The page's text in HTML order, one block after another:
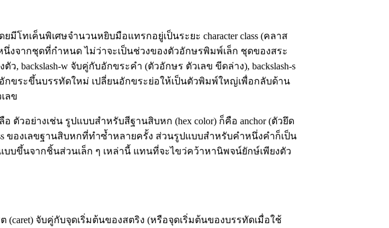
ทเค็นพิเศษจำนวนหยิบมือแทรกอยู่เป็นระยะ character class (คลาส
งจากชุดที่กำหนด ไม่ว่าจะเป็นช่วงของตัวอักษรพิมพ์เล็ก ชุดของสระ
, backslash-w จับคู่กับอักขระคำ (ตัวอักษร ตัวเลข ขีดล่าง), backslash-s
กขระขึ้นบรรทัดใหม่ เปลี่ยนอักขระย่อให้เป็นตัวพิมพ์ใหญ่เพื่อกลับด้าน
ลข
วอย่างเช่น รูปแบบสำหรับสีฐานสิบหก (hex color) ก็คือ anchor (ตัวยึด
ของเลขฐานสิบหกที่ทำซ้ำหลายครั้ง ส่วนรูปแบบสำหรับคำหนึ่งคำก็เป็น
บบขึ้นจากชิ้นส่วนเล็ก ๆ เหล่านี้ แทนที่จะไขว่คว้าหานิพจน์ยักษ์เพียงตัว
(caret) จับคู่กับจุดเริ่มต้นของสตริง (หรือจุดเริ่มต้นของบรรทัดเมื่อใช้